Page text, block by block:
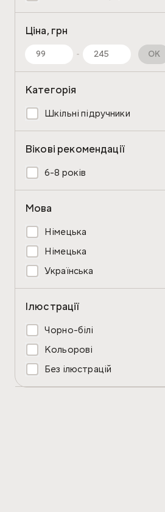
Ціна, грн
OK
Категорія
Шкільні підручники
Вікові рекомендації
6-8 років
Мова
Нiмецька
Німецька
Українська
Ілюстрації
Чорно-білі
Кольорові
Без ілюстрацій